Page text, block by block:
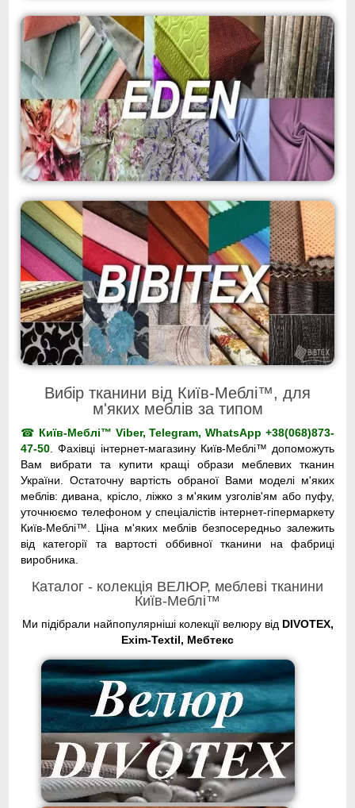
Вибір тканини від Київ-Меблі™, для
м'яких меблів за типом
☎ Київ-Меблі™ Viber, Telegram, WhatsApp +38(068)873-
47-50. Фахівці інтернет-магазину Київ-Меблі™ допоможуть
Вам вибрати та купити кращі образи меблевих тканин
України. Остаточну вартість обраної Вами моделі м'яких
меблів: дивана, крісло, ліжко з м'яким узголів'ям або пуфу,
уточнюємо телефоном у спеціалістів інтернет-гіпермаркету
Київ-Меблі™. Ціна м'яких меблів безпосередньо залежить
від категорії та вартості оббивної тканини на фабриці
виробника.
Каталог - колекція ВЕЛЮР, меблеві тканини
Київ-Меблі™
Ми підібрали найпопулярніші колекції велюру від DIVOTEX,
Exim-Textil, Мебтекс